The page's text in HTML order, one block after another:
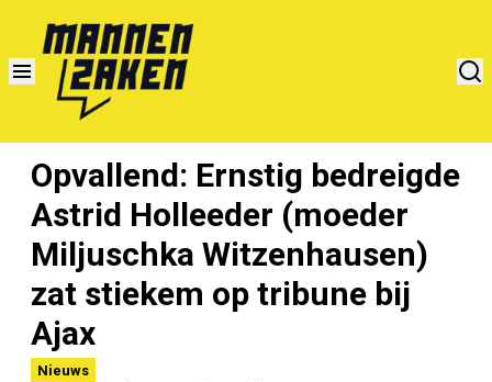
Opvallend: Ernstig bedreigde
Astrid Holleeder (moeder
Miljuschka Witzenhausen)
zat stiekem op tribune bij
Ajax
Nieuws